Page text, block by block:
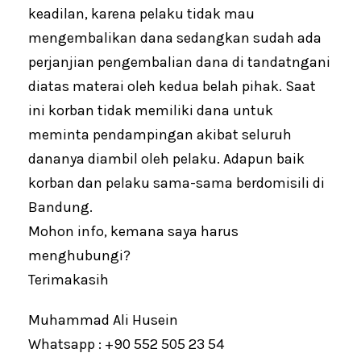
keadilan, karena pelaku tidak mau
mengembalikan dana sedangkan sudah ada
perjanjian pengembalian dana di tandatngani
diatas materai oleh kedua belah pihak. Saat
ini korban tidak memiliki dana untuk
meminta pendampingan akibat seluruh
dananya diambil oleh pelaku. Adapun baik
korban dan pelaku sama-sama berdomisili di
Bandung.
Mohon info, kemana saya harus
menghubungi?
Terimakasih
Muhammad Ali Husein
Whatsapp : +90 552 505 23 54